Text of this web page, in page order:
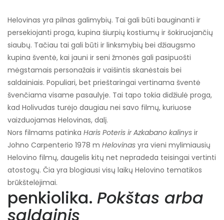
Helovinas yra pilnas galimybių. Tai gali būti bauginanti ir
persekiojanti proga, kupina šiurpių kostiumų ir šokiruojančių
siaubų. Tačiau tai gali būti ir linksmybių bei džiaugsmo
kupina šventė, kai jauni ir seni žmonės gali pasipuošti
mėgstamais personažais ir vaišintis skanėstais bei
saldainiais. Populiari, bet prieštaringai vertinama šventė
švenčiama visame pasaulyje. Tai tapo tokia didžiulė proga,
kad Holivudas turėjo daugiau nei savo filmų, kuriuose
vaizduojamas Helovinas, dalį.
Nors filmams patinka Haris Poteris ir Azkabano kalinys ir
Johno Carpenterio 1978 m Helovinas yra vieni mylimiausių
Helovino filmų, daugelis kitų net nepradeda teisingai vertinti
atostogų. Čia yra blogiausi visų laikų Helovino tematikos
brūkštelėjimai.
penkiolika. Pokštas arba
saldainis